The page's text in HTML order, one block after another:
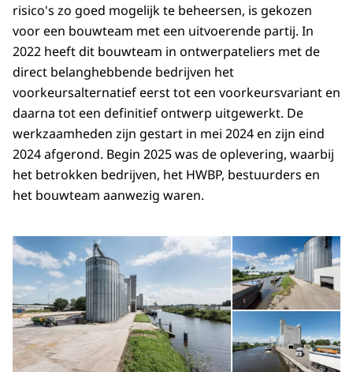
risico's zo goed mogelijk te beheersen, is gekozen
voor een bouwteam met een uitvoerende partij. In
2022 heeft dit bouwteam in ontwerpateliers met de
direct belanghebbende bedrijven het
voorkeursalternatief eerst tot een voorkeursvariant en
daarna tot een definitief ontwerp uitgewerkt. De
werkzaamheden zijn gestart in mei 2024 en zijn eind
2024 afgerond. Begin 2025 was de oplevering, waarbij
het betrokken bedrijven, het HWBP, bestuurders en
het bouwteam aanwezig waren.
Open de galerij in vergrote